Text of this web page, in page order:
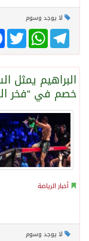
لا يوجد وسوم
Twitter
WhatsAppTelegram
البراهيم يمثل
خصم في “فخر
أخبار الرياضة
لا يوجد وسوم